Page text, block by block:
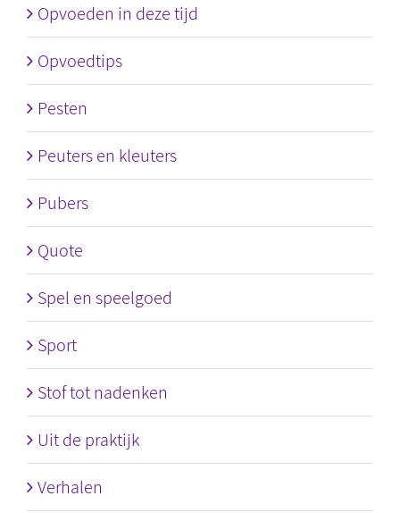
Opvoeden in deze tijd
Opvoedtips
Pesten
Peuters en kleuters
Pubers
Quote
Spel en speelgoed
Sport
Stof tot nadenken
Uit de praktijk
Verhalen